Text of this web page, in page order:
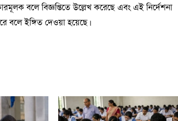
বলে বিজ্ঞপ্তিতে উল্লেখ করেছে এবং এই নির্দেশনা
বলে ইঙ্গিত দেওয়া হয়েছে।